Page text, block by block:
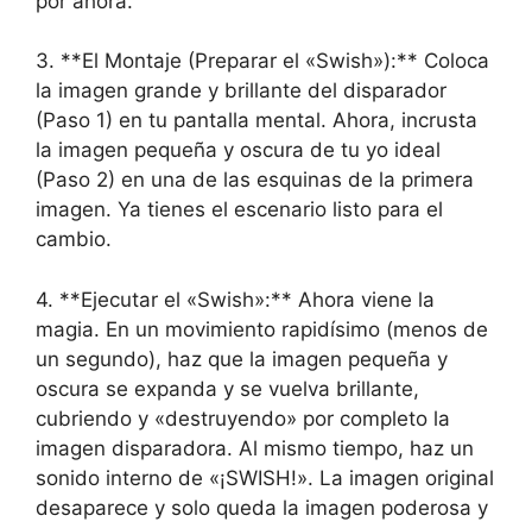
3. **El Montaje (Preparar el «Swish»):** Coloca
la imagen grande y brillante del disparador
(Paso 1) en tu pantalla mental. Ahora, incrusta
la imagen pequeña y oscura de tu yo ideal
(Paso 2) en una de las esquinas de la primera
imagen. Ya tienes el escenario listo para el
cambio.
4. **Ejecutar el «Swish»:** Ahora viene la
magia. En un movimiento rapidísimo (menos de
un segundo), haz que la imagen pequeña y
oscura se expanda y se vuelva brillante,
cubriendo y «destruyendo» por completo la
imagen disparadora. Al mismo tiempo, haz un
sonido interno de «¡SWISH!». La imagen original
desaparece y solo queda la imagen poderosa y